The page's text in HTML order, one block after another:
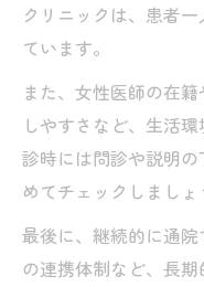
クリニックは、患者
ています。
また、女性医師の在
しやすさなど、生活
診時には問診や説明
めてチェックしましょ
最後に、継続的に通
の連携体制など、長期